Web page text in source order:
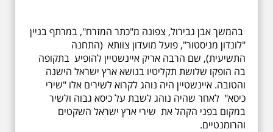
בהמשך אבן גבירול, צפונה מ"כתר המזרח", במרתף בניין
"לונדון מניסטור", פועל מועדון צוותא (התחנה
התשיעית), שם הרבה אריק איינשטיין להופיע בתקופה
בה הופקו שלושת תקליטיו בנושא ארץ ישראל הישנה
והטובה. איינשטיין היה נוהג לקרוא לשירים אלו "שירי
כיסא" לאחר שהיה נוהג לשבת על כיסא גבוה ולשיר
במקום בפני הקהל את שירי ארץ ישראל השקטים
והרומנטיים.